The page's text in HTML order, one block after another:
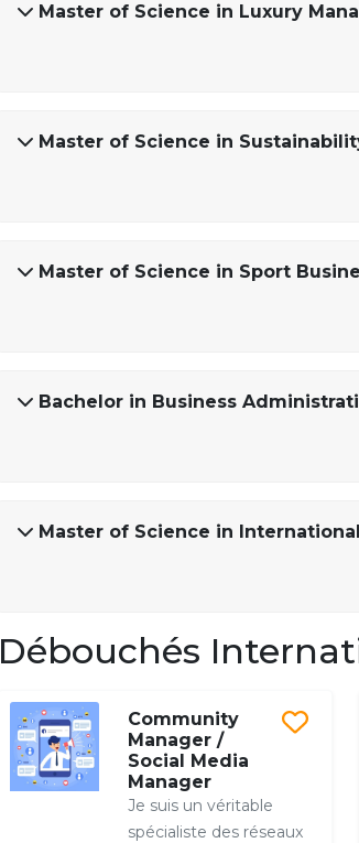
Master of Science in Luxury
Master of Science in
Master of Science in Sport
Bachelor in Business
Master of Science in
Débouchés
Community
Manager /
Social Media
Manager
Je suis un véritable
spécialiste des réseaux